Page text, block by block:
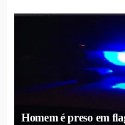
Homem é preso em